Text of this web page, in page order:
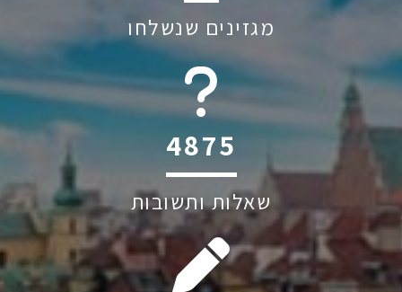
מגזינים שנשלחו
6045
שאלות ותשובות